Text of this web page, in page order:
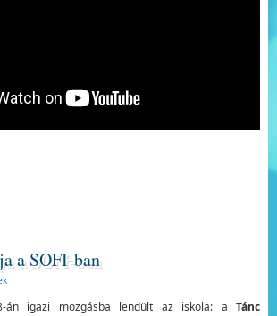
a SOFI-ban
án igazi mozgásba lendült az iskola: aTánc